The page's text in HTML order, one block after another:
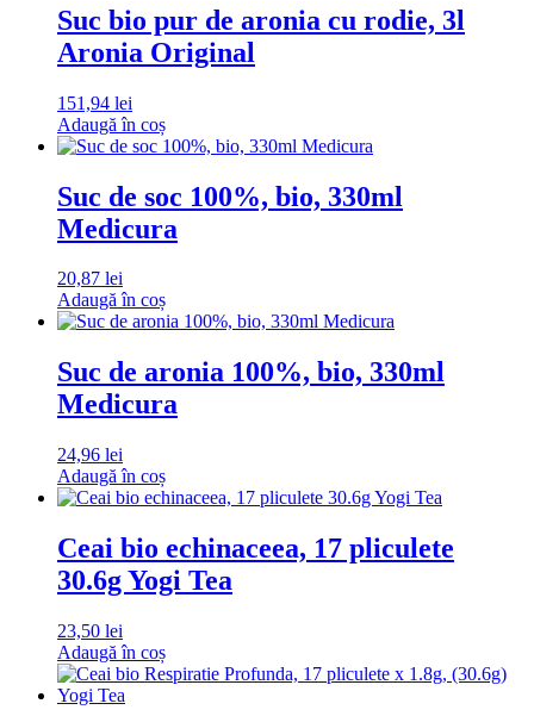
Suc bio pur de aronia cu rodie, 3l
Aronia Original
151,94 lei
Adaugă în coș
Suc de soc 100%, bio, 330ml
Medicura
20,87 lei
Adaugă în coș
Suc de aronia 100%, bio, 330ml
Medicura
24,96 lei
Adaugă în coș
Ceai bio echinaceea, 17 pliculete
30.6g Yogi Tea
23,50 lei
Adaugă în coș